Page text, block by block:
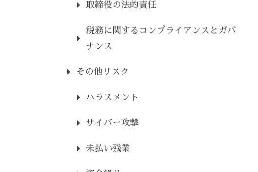
取締役の法的責任
税務に関するコンプライアンスとガバ
ナンス
その他リスク
ハラスメント
サイバー攻撃
未払い残業